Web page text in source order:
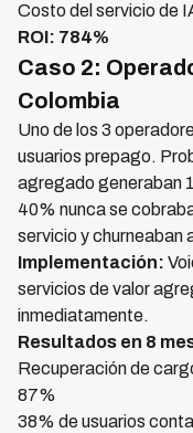
Costo del servicio de
ROI: 784%
Caso 2:
Colombia
Uno de los 3
usuarios prepago.
agregado generaban
40% nunca se
servicio y churneaban
Implementación:
servicios de valor
inmediatamente.
Resultados en 8
Recuperación de
87%
38% de usuarios